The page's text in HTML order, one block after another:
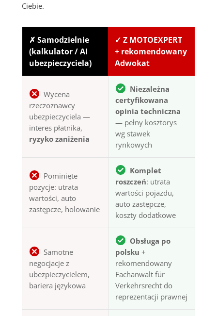
Ciebie.
✗ Samodzielnie
(kalkulator / AI
ubezpieczyciela)
✓ Z MOTOEXPERT
+ rekomendowany
Adwokat
Wycena
rzeczoznawcy
ubezpieczyciela —
interes płatnika,
ryzyko zaniżenia
Niezależna
certyfikowana
opinia techniczna
— pełny kosztorys
wg stawek
rynkowych
Pominięte
pozycje: utrata
wartości, auto
zastępcze, holowanie
Komplet
roszczeń: utrata
wartości pojazdu,
auto zastępcze,
koszty dodatkowe
Samotne
negocjacje z
ubezpieczycielem,
bariera językowa
Obsługa po
polsku +
rekomendowany
Fachanwalt für
Verkehrsrecht do
reprezentacji prawnej